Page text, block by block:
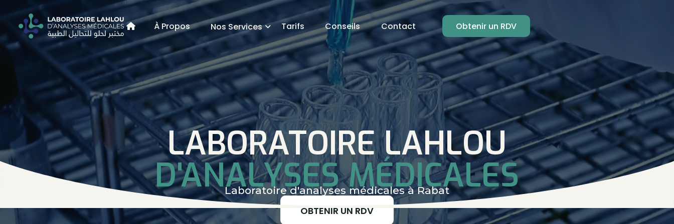
 À Propos Nos Services  Tarifs Conseils Contact Obtenir un RDV
LABORATOIRE LAHLOU
D'ANALYSES MÉDICALES
Laboratoire d'analyses médicales à Rabat
OBTENIR UN RDV